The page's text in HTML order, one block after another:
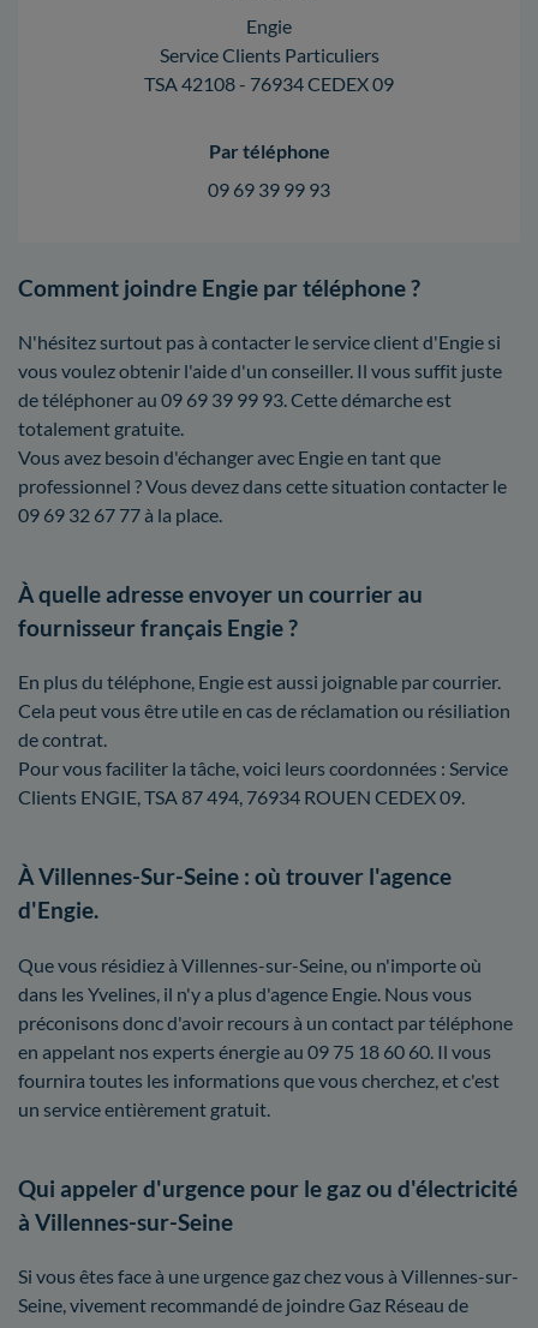
Engie
Service Clients Particuliers
TSA 42108 - 76934 CEDEX 09
Par téléphone
09 69 39 99 93
Comment joindre Engie par téléphone ?
N'hésitez surtout pas à contacter le service client d'Engie si
vous voulez obtenir l'aide d'un conseiller. Il vous suffit juste
de téléphoner au 09 69 39 99 93. Cette démarche est
totalement gratuite.
Vous avez besoin d'échanger avec Engie en tant que
professionnel ? Vous devez dans cette situation contacter le
09 69 32 67 77 à la place.
À quelle adresse envoyer un courrier au
fournisseur français Engie ?
En plus du téléphone, Engie est aussi joignable par courrier.
Cela peut vous être utile en cas de réclamation ou résiliation
de contrat.
Pour vous faciliter la tâche, voici leurs coordonnées : Service
Clients ENGIE, TSA 87 494, 76934 ROUEN CEDEX 09.
À Villennes-Sur-Seine : où trouver l'agence
d'Engie.
Que vous résidiez à Villennes-sur-Seine, ou n'importe où
dans les Yvelines, il n'y a plus d'agence Engie. Nous vous
préconisons donc d'avoir recours à un contact par téléphone
en appelant nos experts énergie au 09 75 18 60 60. Il vous
fournira toutes les informations que vous cherchez, et c'est
un service entièrement gratuit.
Qui appeler d'urgence pour le gaz ou d'électricité
à Villennes-sur-Seine
Si vous êtes face à une urgence gaz chez vous à Villennes-sur-
Seine, vivement recommandé de joindre Gaz Réseau de